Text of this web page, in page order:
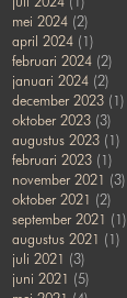
mei 2024(2)
april 2024(1)
februari 2024(2)
januari 2024(2)
december 2023(1)
oktober 2023(3)
augustus 2023(1)
februari 2023(1)
november 2021 (3)
oktober 2021 (2)
september 2021 (1)
augustus 2021 (1)
juli 2021 (3)
juni 2021 (5)